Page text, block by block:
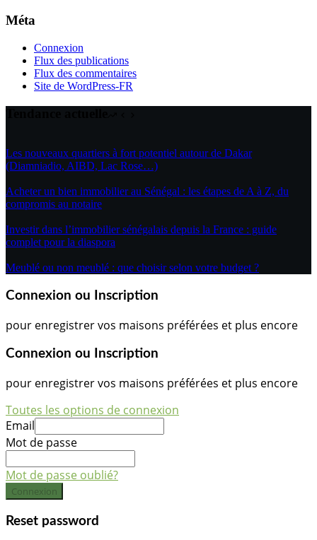
Méta
Connexion
Flux des publications
Flux des commentaires
Site de WordPress-FR
Les nouveaux quartiers à fort potentiel autour de Dakar
(Diamniadio, AIBD, Lac Rose…)
Acheter un bien immobilier au Sénégal : les étapes de A à Z, du
compromis au notaire
Investir dans l’immobilier sénégalais depuis la France : guide
complet pour la diaspora
Meublé ou non meublé : que choisir selon votre budget ?
Connexion ou Inscription
pour enregistrer vos maisons préférées et plus encore
Connexion ou Inscription
pour enregistrer vos maisons préférées et plus encore
Toutes les options de connexion
Email
Mot de passe
Mot de passe oublié?
Connexion
Reset password